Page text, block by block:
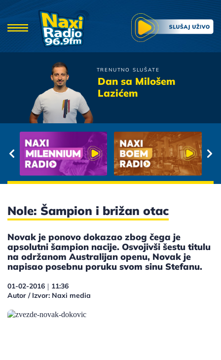
TRENUTNO SLUŠATE
Dan sa Milošem
Lazićem
Moby Dick
Pricaj Mi O Ljubavi
Nole: Šampion i brižan otac
Novak je ponovo dokazao zbog čega je
apsolutni šampion nacije. Osvojivši šestu titulu
na održanom Australijan openu, Novak je
napisao posebnu poruku svom sinu Stefanu.
01-02-2016 | 11:36
Autor / Izvor: Naxi media